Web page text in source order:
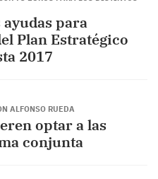
para
Plan Estratégico
2017
ALFONSO RUEDA
optar a las
conjunta